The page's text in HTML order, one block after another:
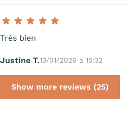
Très bien
Justine T.13/01/2026 à 15:32
Show more reviews (25)